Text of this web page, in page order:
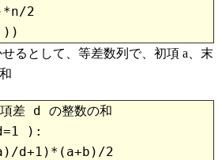
2
るとして、等差数列で、初項 a、末
差 d の整数の和
):
d+1)*(a+b)/2